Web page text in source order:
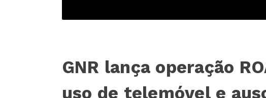
GNR lança operação
uso de telemóvel e